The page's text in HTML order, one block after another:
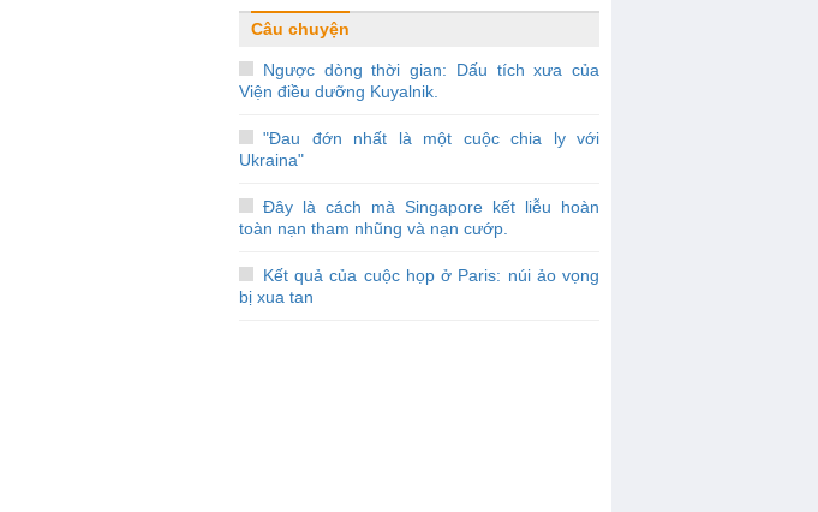
Câu chuyện
Ngược dòng thời gian: Dấu tích xưa của
Viện điều dưỡng Kuyalnik.
"Đau đớn nhất là một cuộc chia ly với
Ukraina"
Đây là cách mà Singapore kết liễu hoàn
toàn nạn tham nhũng và nạn cướp.
Kết quả của cuộc họp ở Paris: núi ảo vọng
bị xua tan